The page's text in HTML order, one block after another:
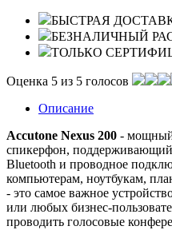
БЫСТРАЯ
БЕЗНАЛИЧНЫЙ
ТОЛЬКО
Оценка 5 из 5 голосов
Описание
Accutone Nexus 200 - мощный
спикерфон,
Bluetooth и проводное
компьютерам, ноутбукам,
- это самое важное
или любых бизнес-
проводить голосовые